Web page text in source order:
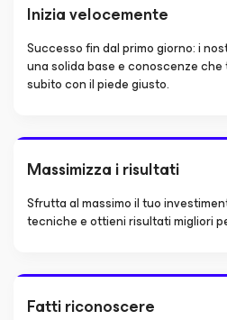
Inizia velocemente
Successo fin dal primo giorno: i
una solida base e conoscenze
subito con il piede giusto.
Massimizza i risultati
Sfrutta al massimo il tuo
tecniche e ottieni risultati migliori
Fatti riconoscere